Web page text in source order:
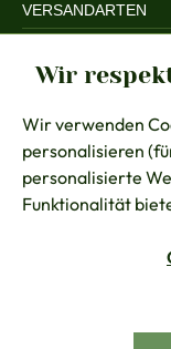
VERSANDARTEN
RECHTLICHES
BERATUNG
KONTAKT
Vertrag
Wir
Wir verwenden
personalisieren
personalisierte
Funktionalität